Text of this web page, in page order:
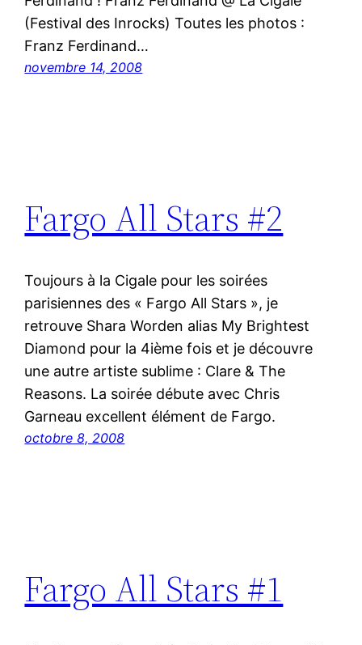
(Festival des Inrocks) Toutes les photos :
Franz Ferdinand…
novembre 14, 2008
Fargo All Stars #2
Toujours à la Cigale pour les soirées
parisiennes des « Fargo All Stars », je
retrouve Shara Worden alias My Brightest
Diamond pour la 4ième fois et je découvre
une autre artiste sublime : Clare & The
Reasons. La soirée débute avec Chris
Garneau excellent élément de Fargo.
octobre 8, 2008
Fargo All Stars #1